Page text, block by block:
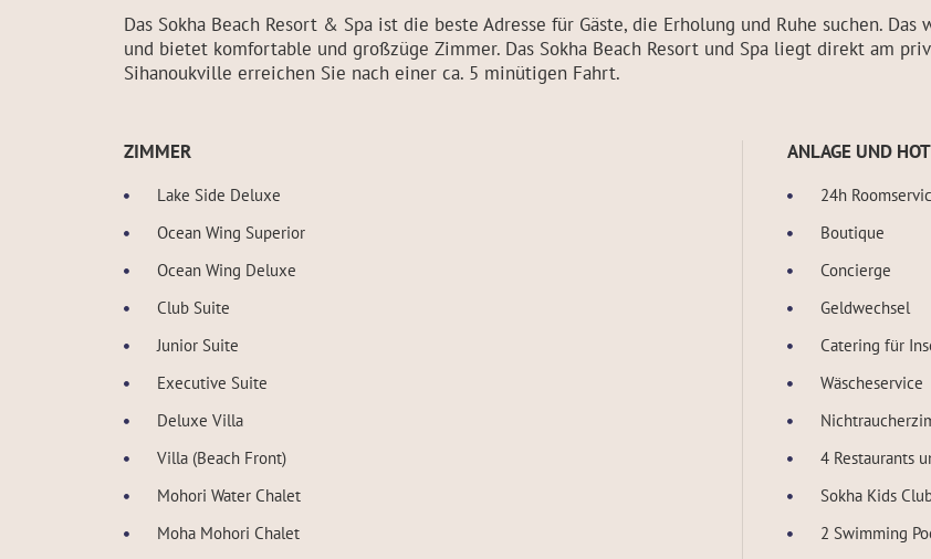
Das Sokha Beach Resort & Spa ist die beste Adresse für Gäste, die Erholung und Ruhe suchen.
und bietet komfortable und großzüge Zimmer. Das Sokha Beach Resort und Spa liegt direkt am
Sihanoukville erreichen Sie nach einer ca. 5 minütigen Fahrt.
ZIMMER
Lake Side Deluxe
Ocean Wing Superior
Ocean Wing Deluxe
Club Suite
Junior Suite
Executive Suite
Deluxe Villa
Villa (Beach Front)
Mohori Water Chalet
Moha Mohori Chalet
ANLAGE UND
24h
Boutique
Concierge
Geldwechsel
Catering für
Wäscheservice
4 Restaurants
Sokha Kids
2 Swimming